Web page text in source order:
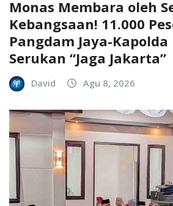
Monas Membara oleh
Kebangsaan! 11.000
Pangdam Jaya-
Serukan “Jaga Jakarta”
David Agu 8, 2026